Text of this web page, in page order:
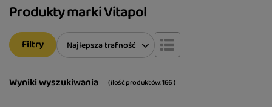
Produkty marki Vitapol
Wyniki wyszukiwania ( ilość produktów:166)
Zmień sortowanie
Najlepsza trafność
Filtry